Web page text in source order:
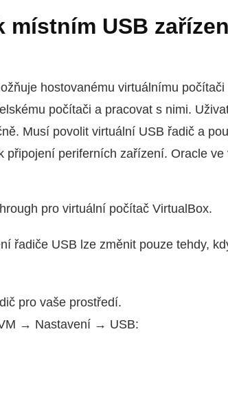
USB
hostovanému virtuálnímu
počítači a pracovat s nimi.
Musí povolit virtuální USB řadič a
periferních zařízení. Oracle ve
pro virtuální počítač VirtualBox.
řadiče USB lze změnit pouze tehdy,
pro vaše prostředí.
→ Nastavení → USB: